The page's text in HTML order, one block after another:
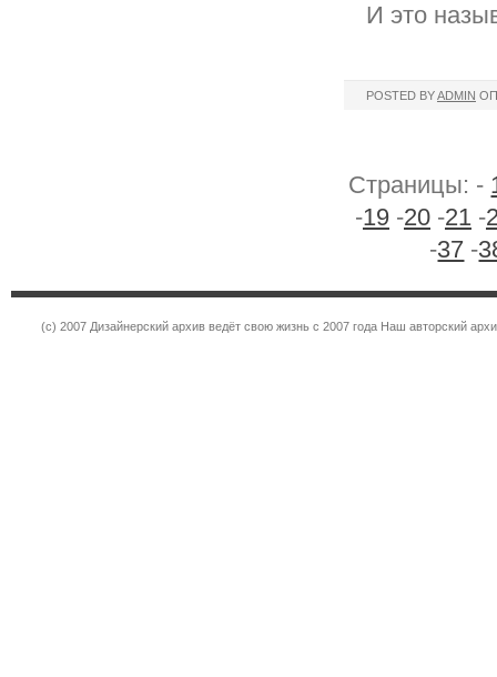
И это
POSTED BYADMIN
Страницы: -
-19 -20 -21 -
-37 -
(c) 2007 Дизайнерский архив ведёт свою жизнь с 2007 года Наш авторский